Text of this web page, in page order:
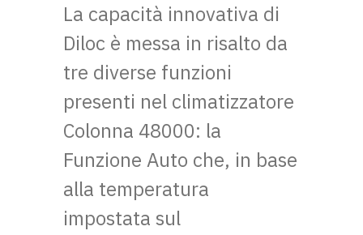
La capacità innovativa di
Diloc è messa in risalto da
tre diverse funzioni
presenti nel climatizzatore
Colonna 48000: la
Funzione Auto che, in base
alla temperatura
impostata sul